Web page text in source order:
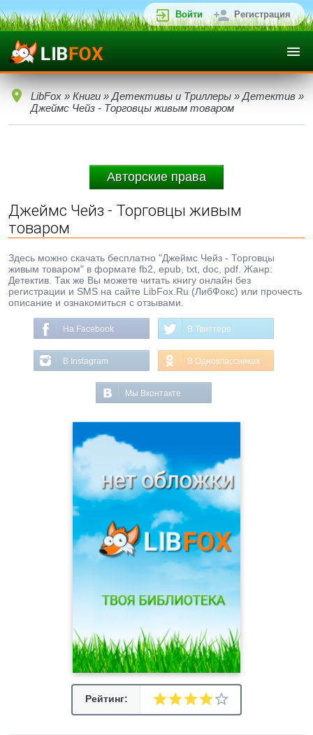
Войти Регистрация
LibFox » Книги » Детективы и Триллеры » Детектив »
Джеймс Чейз - Торговцы живым товаром
Авторские права
Джеймс Чейз - Торговцы живым
товаром
Здесь можно скачать бесплатно "Джеймс Чейз - Торговцы
живым товаром" в формате fb2, epub, txt, doc, pdf. Жанр:
Детектив. Так же Вы можете читать книгу онлайн без
регистрации и SMS на сайте LibFox.Ru (ЛибФокс) или прочесть
описание и ознакомиться с отзывами.
На Facebook В Твиттере
В Instagram В Одноклассниках
Мы Вконтакте
Рейтинг: